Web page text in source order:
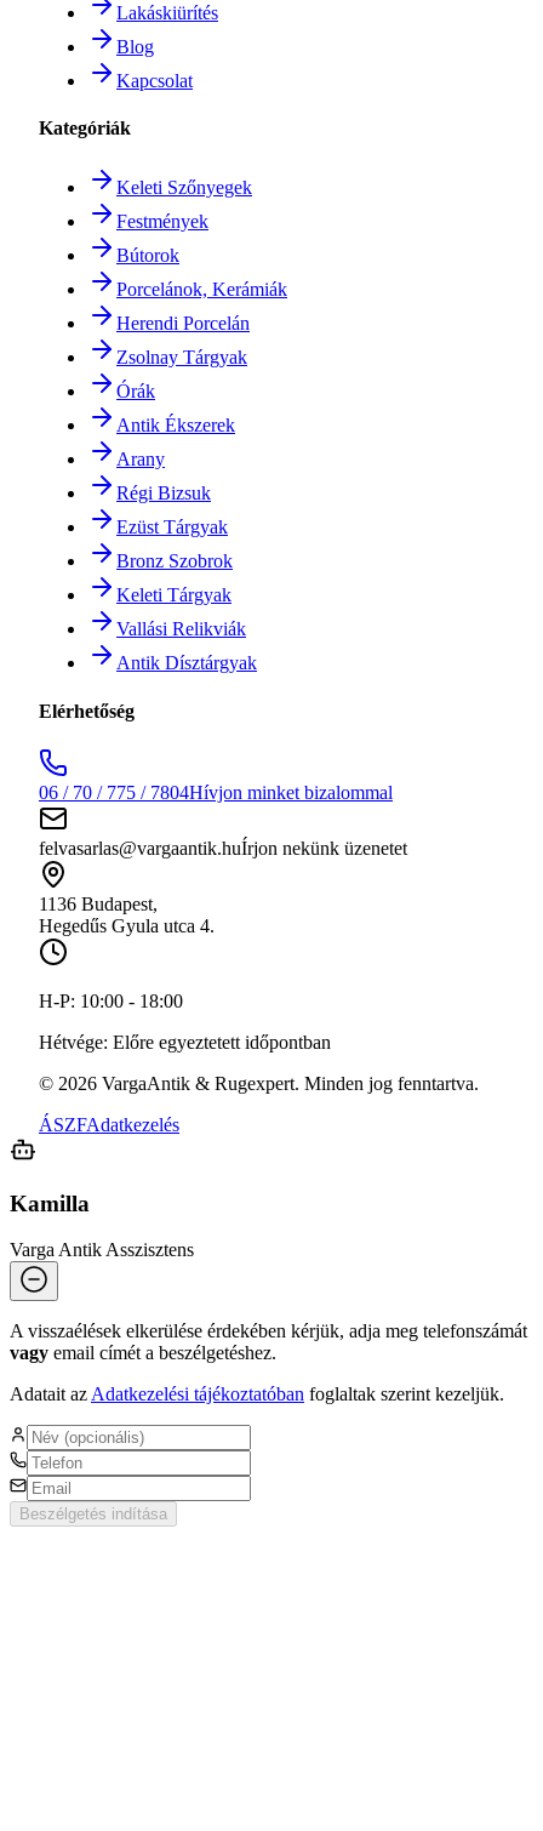
Lakáskiürítés
Blog
Kapcsolat
Kategóriák
Keleti Szőnyegek
Festmények
Bútorok
Porcelánok, Kerámiák
Herendi Porcelán
Zsolnay Tárgyak
Órák
Antik Ékszerek
Arany
Régi Bizsuk
Ezüst Tárgyak
Bronz Szobrok
Keleti Tárgyak
Vallási Relikviák
Antik Dísztárgyak
Elérhetőség
06 / 70 / 775 / 7804Hívjon minket bizalommal
felvasarlas@vargaantik.huÍrjon nekünk üzenetet
1136 Budapest,
Hegedűs Gyula utca 4.
H-P: 10:00 - 18:00
Hétvége: Előre egyeztetett időpontban
© 2026 VargaAntik & Rugexpert. Minden jog fenntartva.
ÁSZFAdatkezelés
Kamilla
Varga Antik Asszisztens
A visszaélések elkerülése érdekében kérjük, adja meg telefonszámát
vagy email címét a beszélgetéshez.
Adatait az Adatkezelési tájékoztatóban foglaltak szerint kezeljük.
Beszélgetés indítása